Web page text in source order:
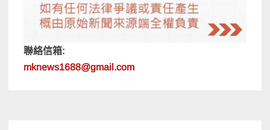
聯絡信箱:
mknews1688@gmail.com